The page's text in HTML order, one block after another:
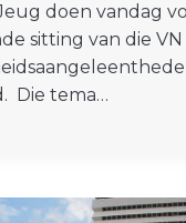
doen vandag
sitting van die
Die tema…